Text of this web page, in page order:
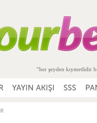
“her şeyden kıymetlidir